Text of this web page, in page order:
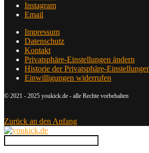
Instagram
Email
Impressum
Datenschutz
Kontakt
Privatsphäre-Einstellungen ändern
Historie der Privatsphäre-
Einwilligungen widerrufen
© 2021 - 2025 youkick.de - alle Rechte vorbehalten
Zurück an den Anfang